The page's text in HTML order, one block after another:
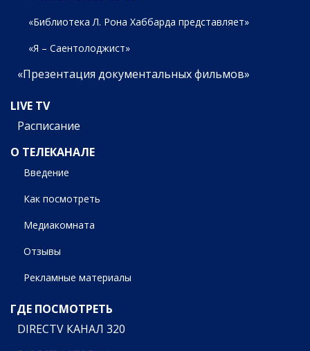
«Библиотека Л. Рона Хаббарда представляет»
«Я – Саентолоджист»
«Презентация документальных фильмов»
LIVE TV
Расписание
О ТЕЛЕКАНАЛЕ
Введение
Как посмотреть
Медиакомната
Отзывы
Рекламные материалы
ГДЕ ПОСМОТРЕТЬ
DIRECTV КАНАЛ 320